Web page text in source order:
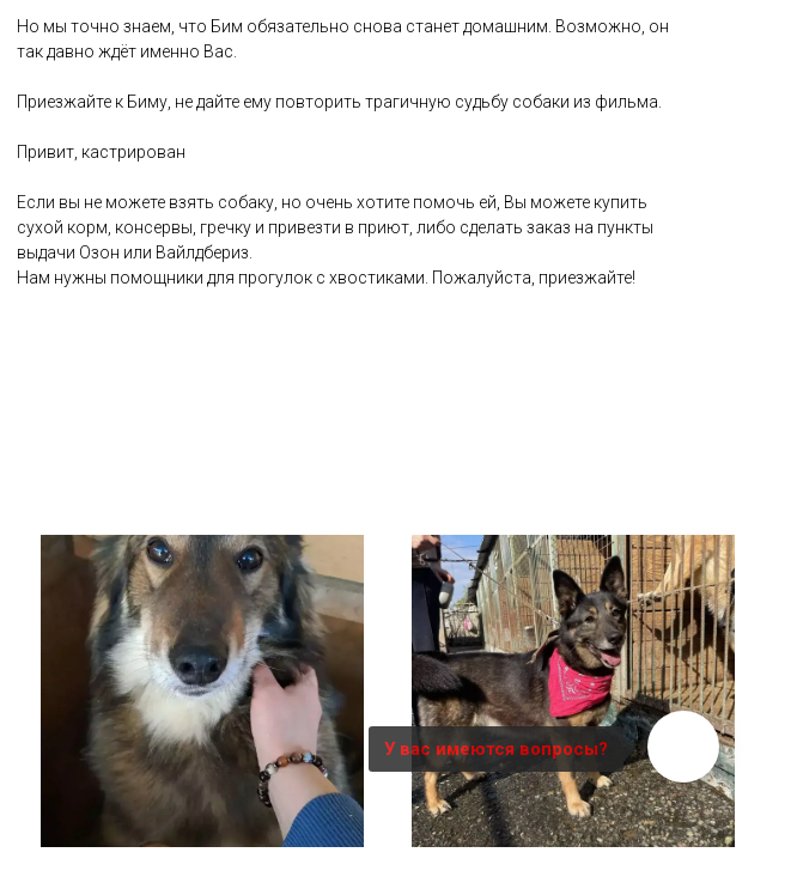
Но мы точно знаем, что Бим обязательно снова станет домашним. Возможно, он
так давно ждёт именно Вас.
Приезжайте к Биму, не дайте ему повторить трагичную судьбу собаки из фильма.
Привит, кастрирован
Если вы не можете взять собаку, но очень хотите помочь ей, Вы можете купить
сухой корм, консервы, гречку и привезти в приют, либо сделать заказ на пункты
выдачи Озон или Вайлдбериз.
Нам нужны помощники для прогулок с хвостиками. Пожалуйста, приезжайте!
У вас имеются вопросы?